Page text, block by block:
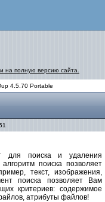
на полную версию сайта.
4.5.70 Portable
для поиска и удаления
поиска позволяет
текст, изображения,
поиска позволяет Вам
критериев: содержимое
атрибуты файлов!